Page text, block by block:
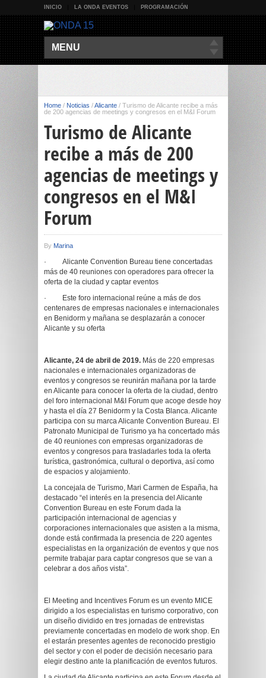
INICIO LA ONDA EVENTOS PROGRAMACIÓN
MENU
Home / Noticias /Alicante / Turismo de Alicante recibe a más
de 200 agencias de meetings y congresos en el M&I Forum
Turismo de Alicante
recibe a más de 200
agencias de meetings y
congresos en el M&I
Forum
By Marina
· Alicante Convention Bureau tiene concertadas
más de 40 reuniones con operadores para ofrecer la
oferta de la ciudad y captar eventos
·
Este foro internacional reúne a más de dos
centenares de empresas nacionales e internacionales
en Benidorm y mañana se desplazarán a conocer
Alicante y su oferta
Alicante, 24 de abril de 2019. Más de 220 empresas
nacionales e internacionales organizadoras de
eventos y congresos se reunirán mañana por la tarde
en Alicante para conocer la oferta de la ciudad, dentro
del foro internacional M&I Forum que acoge desde hoy
y hasta el día 27 Benidorm y la Costa Blanca. Alicante
participa con su marca Alicante Convention Bureau. El
Patronato Municipal de Turismo ya ha concertado más
de 40 reuniones con empresas organizadoras de
eventos y congresos para trasladarles toda la oferta
turística, gastronómica, cultural o deportiva, así como
de espacios y alojamiento.
La concejala de Turismo, Mari Carmen de España, ha
destacado “el interés en la presencia del Alicante
Convention Bureau en este Forum dada la
participación internacional de agencias y
corporaciones internacionales que asisten a la misma,
donde está confirmada la presencia de 220 agentes
especialistas en la organización de eventos y que nos
permite trabajar para captar congresos que se van a
celebrar a dos años vista”.
El Meeting and Incentives Forum es un evento MICE
dirigido a los especialistas en turismo corporativo, con
un diseño dividido en tres jornadas de entrevistas
previamente concertadas en modelo de work shop. En
el estarán presentes agentes de reconocido prestigio
del sector y con el poder de decisión necesario para
elegir destino ante la planificación de eventos futuros.